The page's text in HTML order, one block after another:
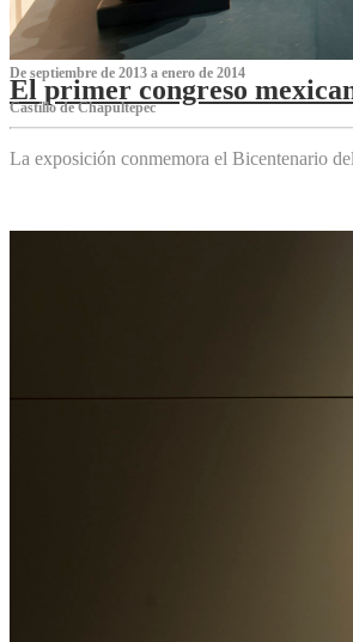
De septiembre de 2013 a enero de 2014
El primer congreso
Castillo de Chapultepec
La exposición conmemora el Bicentenario